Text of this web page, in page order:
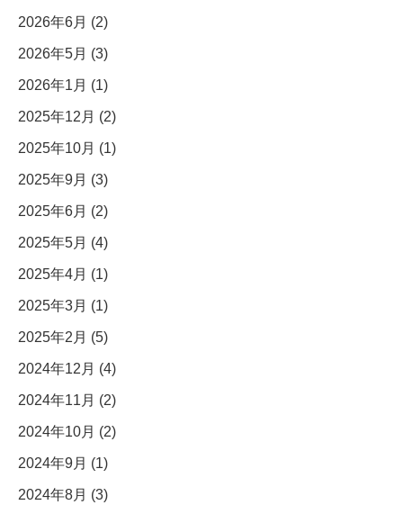
2026年6月 (2)
2026年5月 (3)
2026年1月 (1)
2025年12月 (2)
2025年10月 (1)
2025年9月 (3)
2025年6月 (2)
2025年5月 (4)
2025年4月 (1)
2025年3月 (1)
2025年2月 (5)
2024年12月 (4)
2024年11月 (2)
2024年10月 (2)
2024年9月 (1)
2024年8月 (3)